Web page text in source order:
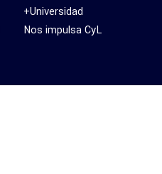
+Universidad
Nos impulsa CyL